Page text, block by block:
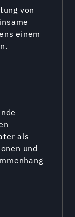
von
einem
als
und